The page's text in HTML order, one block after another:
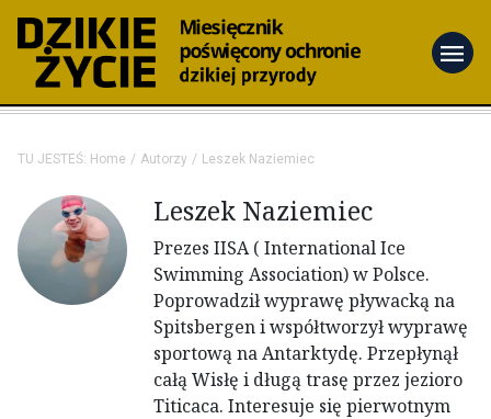
menu
TU JESTEŚ: Home Autorzy Leszek Naziemiec
Leszek Naziemiec
Prezes IISA ( International Ice
Swimming Association) w Polsce.
Poprowadził wyprawę pływacką na
Spitsbergen i współtworzył wyprawę
sportową na Antarktydę. Przepłynął
całą Wisłę i długą trasę przez jezioro
Titicaca. Interesuje się pierwotnym